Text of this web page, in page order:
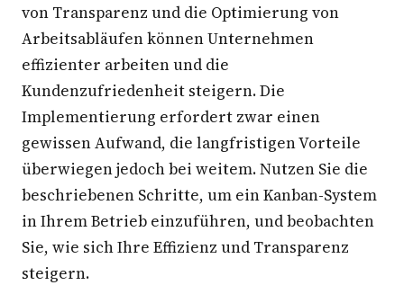
von Transparenz und die Optimierung von
Arbeitsabläufen können Unternehmen
effizienter arbeiten und die
Kundenzufriedenheit steigern. Die
Implementierung erfordert zwar einen
gewissen Aufwand, die langfristigen Vorteile
überwiegen jedoch bei weitem. Nutzen Sie die
beschriebenen Schritte, um ein Kanban-System
in Ihrem Betrieb einzuführen, und beobachten
Sie, wie sich Ihre Effizienz und Transparenz
steigern.